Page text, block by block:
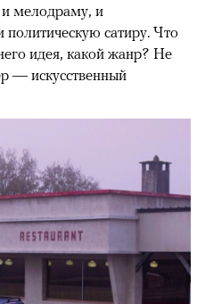
и мелодраму, и
сатиру. Что
идея, какой жанр? Не
— искусственный